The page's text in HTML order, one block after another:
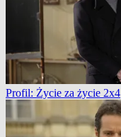
Profil: Życie za życie 2x4